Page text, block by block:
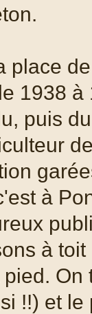
place
1938
puis
à
à
!!) et